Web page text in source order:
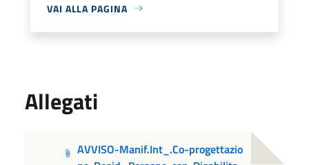
VAI ALLA PAGINA
Allegati
AVVISO-Manif.Int_.Co-progettazio